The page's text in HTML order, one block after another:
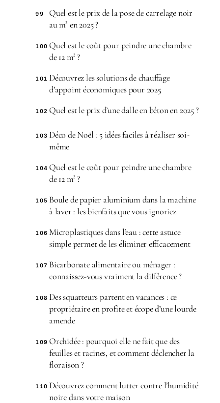
99
Quel est le prix de la pose de carrelage noir
au m² en 2025 ?
100 Quel est le coût pour peindre une chambre
de 12 m² ?
101 Découvrez les solutions de chauffage
d’appoint économiques pour 2025
102 Quel est le prix d’une dalle en béton en 2025 ?
103 Déco de Noël : 5 idées faciles à réaliser soi-
même
104 Quel est le coût pour peindre une chambre
de 12 m² ?
105 Boule de papier aluminium dans la machine
à laver : les bienfaits que vous ignoriez
106 Microplastiques dans l’eau : cette astuce
simple permet de les éliminer efficacement
107 Bicarbonate alimentaire ou ménager :
connaissez-vous vraiment la différence ?
108 Des squatteurs partent en vacances : ce
propriétaire en profite et écope d’une lourde
amende
109 Orchidée : pourquoi elle ne fait que des
feuilles et racines, et comment déclencher la
floraison ?
110 Découvrez comment lutter contre l’humidité
noire dans votre maison